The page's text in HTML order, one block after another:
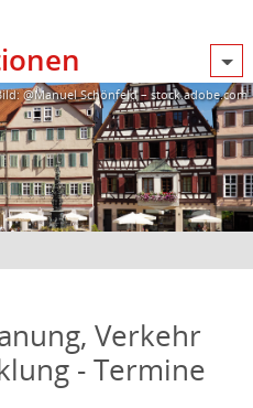
@Manuel Schönfeld – stock.adobe.com
Verkehr
- Termine